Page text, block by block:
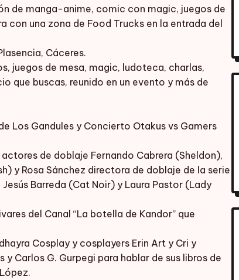
de manga-anime, comic con magic, juegos de
con una zona de Food Trucks en la entrada del
Cáceres.
juegos de mesa, magic, ludoteca, charlas,
que buscas, reunido en un evento y más de
Los Gandules y Concierto Otakus vs Gamers
de doblaje Fernando Cabrera (Sheldon),
y Rosa Sánchez directora de doblaje de la serie
Barreda (Cat Noir) y Laura Pastor (Lady
del Canal “La botella de Kandor” que
Cosplay y cosplayers Erin Art y Cri y
Carlos G. Gurpegi para hablar de sus libros de